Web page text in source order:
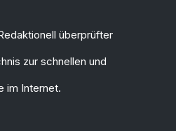
überprüfter
zur schnellen und
im Internet.